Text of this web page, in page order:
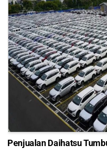
Penjualan Daihatsu